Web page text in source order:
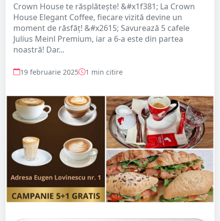
Crown House te răsplătește! &#x1f381; La Crown
House Elegant Coffee, fiecare vizită devine un
moment de răsfăț! &#x2615; Savurează 5 cafele
Julius Meinl Premium, iar a 6-a este din partea
noastră! Dar...
19 februarie 2025 1 min citire